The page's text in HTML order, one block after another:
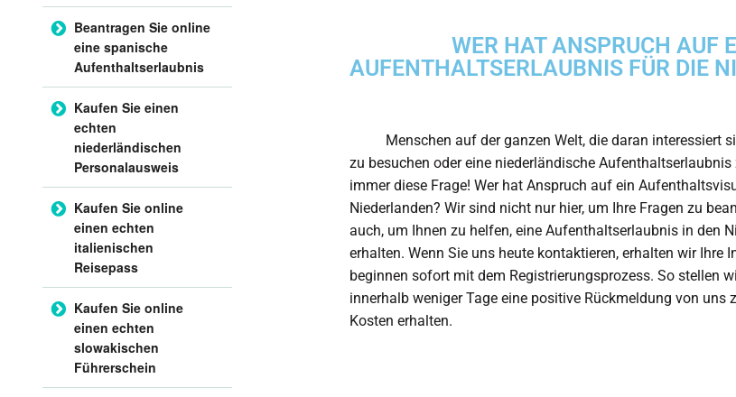
WER HAT ANSPRUCH AUF
AUFENTHALTSERLAUBNIS FÜR DIE
Menschen auf der ganzen Welt, die daran interessiert
zu besuchen oder eine niederländische Aufenthaltserlaubnis
immer diese Frage! Wer hat Anspruch auf ein
Niederlanden? Wir sind nicht nur hier, um Ihre Fragen zu
auch, um Ihnen zu helfen, eine Aufenthaltserlaubnis in den
erhalten. Wenn Sie uns heute kontaktieren, erhalten wir Ihre
beginnen sofort mit dem Registrierungsprozess. So stellen
innerhalb weniger Tage eine positive Rückmeldung von uns
Kosten erhalten.
Beantragen Sie online
eine spanische
Aufenthaltserlaubnis
Kaufen Sie einen
echten
niederländischen
Personalausweis
Kaufen Sie online
einen echten
italienischen
Reisepass
Kaufen Sie online
einen echten
slowakischen
Führerschein